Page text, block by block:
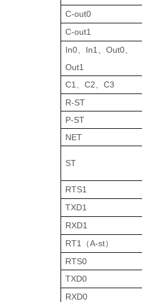
C-out0
C-out1
In0、 In1 、 Out0、
Out1
C1 、 C2、 C3
R-ST
P-ST
NET
ST
RTS1
TXD1
RXD1
RT1
（A-st）
RTS0
TXD0
RXD0